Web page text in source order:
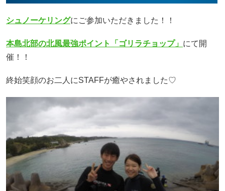
シュノーケリングにご参加いただきました！！
本島北部の北風最強ポイント「ゴリラチョップ」 にて開
催！！
終始笑顔のお二人にSTAFFが癒やされました♡